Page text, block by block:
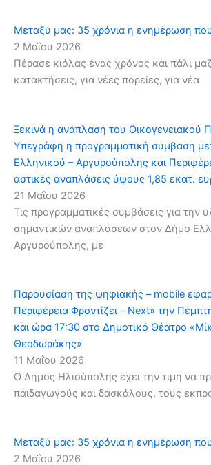
Μεταξύ μας: 35 χρόνια η ενημέρωση
2 Μαΐου 2026
Πέρασε κιόλας ένας χρόνος και πάλι
κατακτήσεις, για νέες πορείες, για νέα
Ξεκινά η ανάπλαση του Οικογενειακού
Υπεγράφη η προγραμματική σύμβαση
Ελληνικού – Αργυρούπολης και
αστικές αναπλάσεις ύψους 1,85 εκατ.
21 Μαΐου 2026
Τις προγραμματικές συμβάσεις για την
σημαντικών αναπλάσεων στον Δήμο
Αργυρούπολης, με
Παρουσίαση της ψηφιακής – mobile
Περιφέρεια Φροντίζει – Next» την
και ώρα 17:30 στο Δημοτικό Θέατρο
Θεοδωράκης»
11 Μαΐου 2026
Ο Δήμος Ηλιούπολης έχει την τιμή να
παιδαγωγούς και δασκάλους, τους
Μεταξύ μας: 35 χρόνια η ενημέρωση
2 Μαΐου 2026